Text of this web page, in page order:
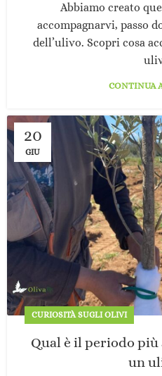
Abbiamo creato
accompagnarvi, passo
dell’ulivo. Scopri cosa
CONTINUA
20
GIU
CURIOSITÀ SUGLI OLIVI
Qual è il periodo
un